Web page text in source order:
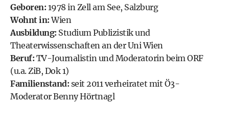
Geboren: 1978 in Zell am See, Salzburg
Wohnt in:Wien
Ausbildung: Studium Publizistik und
Theaterwissenschaften an der Uni Wien
Beruf: TV-Journalistin und Moderatorin beimORF
(u.a. ZiB, Dok 1)
Familienstand: seit 2011 verheiratet mit Ö3-
Moderator Benny Hörtnagl